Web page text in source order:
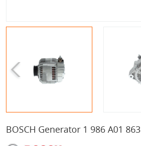
BOSCH Generator 1 986 A01 863